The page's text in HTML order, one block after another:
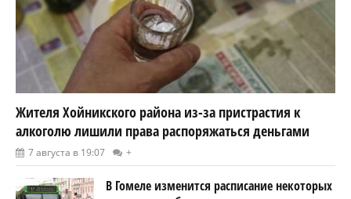
Жителя Хойникского района из-за пристрастия к
алкоголю лишили права распоряжаться деньгами
7 августа в 19:07 +
В Гомеле изменится расписание некоторых